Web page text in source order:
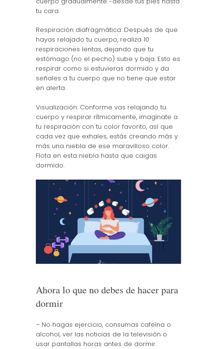
tu cara.
Respiración diafragmática: Después de que
hayas relajado tu cuerpo, realiza 10
respiraciones lentas, dejando que tu
estómago (no el pecho) sube y baja. Esto es
respirar como si estuvieras dormido y da
señales a tu cuerpo que no tiene que estar
en alerta.
Visualización: Conforme vas relajando tu
cuerpo y respirar rítmicamente, imagínate a
tu respiración con tu color favorito, así que
cada vez que exhales, estás creando más y
más una niebla de ese maravilloso color.
Flota en esta niebla hasta que caigas
dormido.
Ahora lo que no debes de hacer para
dormir
– No hagas ejercicio, consumas cafeína o
alcohol, ver las noticias de la televisión o
usar pantallas horas antes de dormir.